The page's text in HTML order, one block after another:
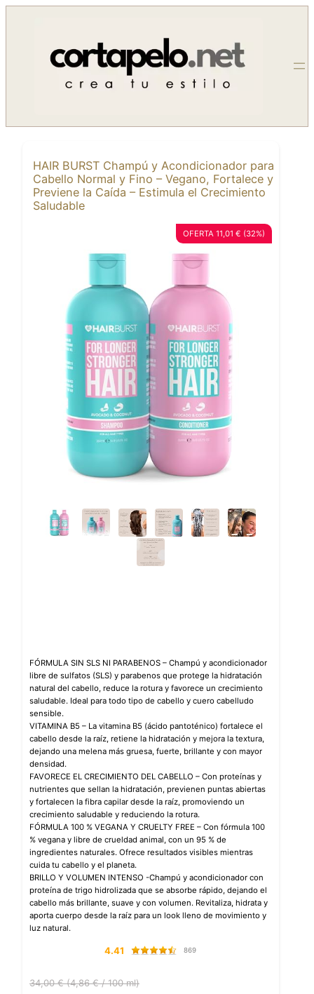
contenido
HAIR BURST Champú y Acondicionador para
Cabello Normal y Fino – Vegano, Fortalece y
Previene la Caída – Estimula el Crecimiento
Saludable
OFERTA 11,01 € (32%)
FÓRMULA SIN SLS NI PARABENOS – Champú y acondicionador
libre de sulfatos (SLS) y parabenos que protege la hidratación
natural del cabello, reduce la rotura y favorece un crecimiento
saludable. Ideal para todo tipo de cabello y cuero cabelludo
sensible.
VITAMINA B5 – La vitamina B5 (ácido pantoténico) fortalece el
cabello desde la raíz, retiene la hidratación y mejora la textura,
dejando una melena más gruesa, fuerte, brillante y con mayor
densidad.
FAVORECE EL CRECIMIENTO DEL CABELLO – Con proteínas y
nutrientes que sellan la hidratación, previenen puntas abiertas
y fortalecen la fibra capilar desde la raíz, promoviendo un
crecimiento saludable y reduciendo la rotura.
FÓRMULA 100 % VEGANA Y CRUELTY FREE – Con fórmula 100
% vegana y libre de crueldad animal, con un 95 % de
ingredientes naturales. Ofrece resultados visibles mientras
cuida tu cabello y el planeta.
BRILLO Y VOLUMEN INTENSO -Champú y acondicionador con
proteína de trigo hidrolizada que se absorbe rápido, dejando el
cabello más brillante, suave y con volumen. Revitaliza, hidrata y
aporta cuerpo desde la raíz para un look lleno de movimiento y
luz natural.
4.41 869
34,00 € (4,86 € / 100 ml)